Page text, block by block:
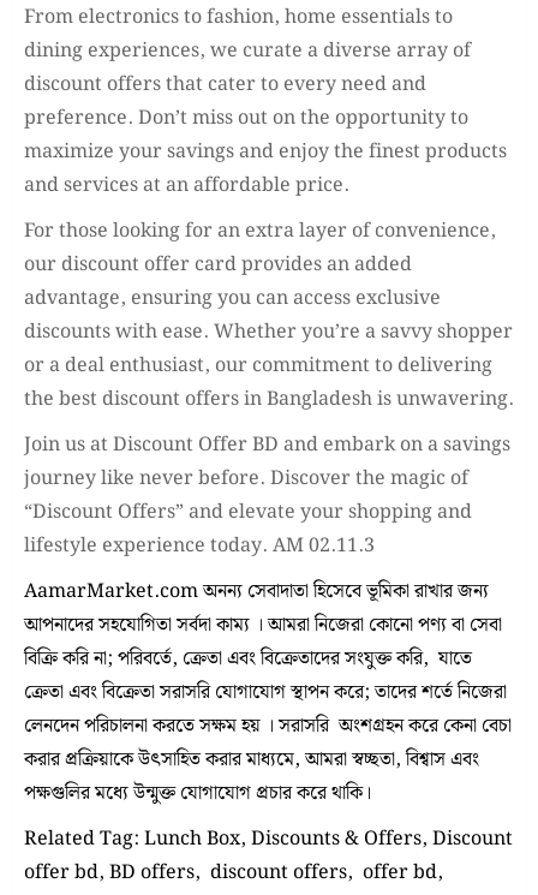
From electronics to fashion, home essentials to
dining experiences, we curate a diverse array of
discount offers that cater to every need and
preference. Don’t miss out on the opportunity to
maximize your savings and enjoy the finest products
and services at an affordable price.
For those looking for an extra layer of convenience,
our discount offer card provides an added
advantage, ensuring you can access exclusive
discounts with ease. Whether you’re a savvy shopper
or a deal enthusiast, our commitment to delivering
the best discount offers in Bangladesh is unwavering.
Join us at Discount Offer BD and embark on a savings
journey like never before. Discover the magic of
“Discount Offers” and elevate your shopping and
lifestyle experience today. AM 02.11.3
AamarMarket.com অনন্য সেবাদাতা হিসেবে ভূমিকা রাখার জন্য
আপনাদের সহযোগিতা সর্বদা কাম্য । আমরা নিজেরা কোনো পণ্য বা সেবা
বিক্রি করি না; পরিবর্তে, ক্রেতা এবং বিক্রেতাদের সংযুক্ত করি, যাতে
ক্রেতা এবং বিক্রেতা সরাসরি যোগাযোগ স্থাপন করে; তাদের শর্তে নিজেরা
লেনদেন পরিচালনা করতে সক্ষম হয় । সরাসরি অংশগ্রহন করে কেনা বেচা
করার প্রক্রিয়াকে উৎসাহিত করার মাধ্যমে, আমরা স্বচ্ছতা, বিশ্বাস এবং
পক্ষগুলির মধ্যে উন্মুক্ত যোগাযোগ প্রচার করে থাকি।
Related Tag: Lunch Box, Discounts & Offers, Discount
offer bd, BD offers, discount offers, offer bd,